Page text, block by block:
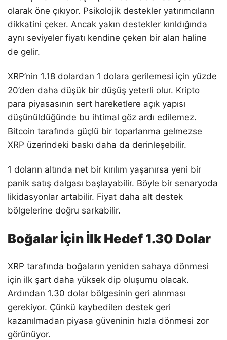
olarak öne çıkıyor. Psikolojik destekler yatırımcıların
dikkatini çeker. Ancak yakın destekler kırıldığında
aynı seviyeler fiyatı kendine çeken bir alan haline
de gelir.
XRP’nin 1.18 dolardan 1 dolara gerilemesi için yüzde
20’den daha düşük bir düşüş yeterli olur. Kripto
para piyasasının sert hareketlere açık yapısı
düşünüldüğünde bu ihtimal göz ardı edilemez.
Bitcoin tarafında güçlü bir toparlanma gelmezse
XRP üzerindeki baskı daha da derinleşebilir.
1 doların altında net bir kırılım yaşanırsa yeni bir
panik satış dalgası başlayabilir. Böyle bir senaryoda
likidasyonlar artabilir. Fiyat daha alt destek
bölgelerine doğru sarkabilir.
Boğalar İçin İlk Hedef 1.30 Dolar
XRP tarafında boğaların yeniden sahaya dönmesi
için ilk şart daha yüksek dip oluşumu olacak.
Ardından 1.30 dolar bölgesinin geri alınması
gerekiyor. Çünkü kaybedilen destek geri
kazanılmadan piyasa güveninin hızla dönmesi zor
görünüyor.